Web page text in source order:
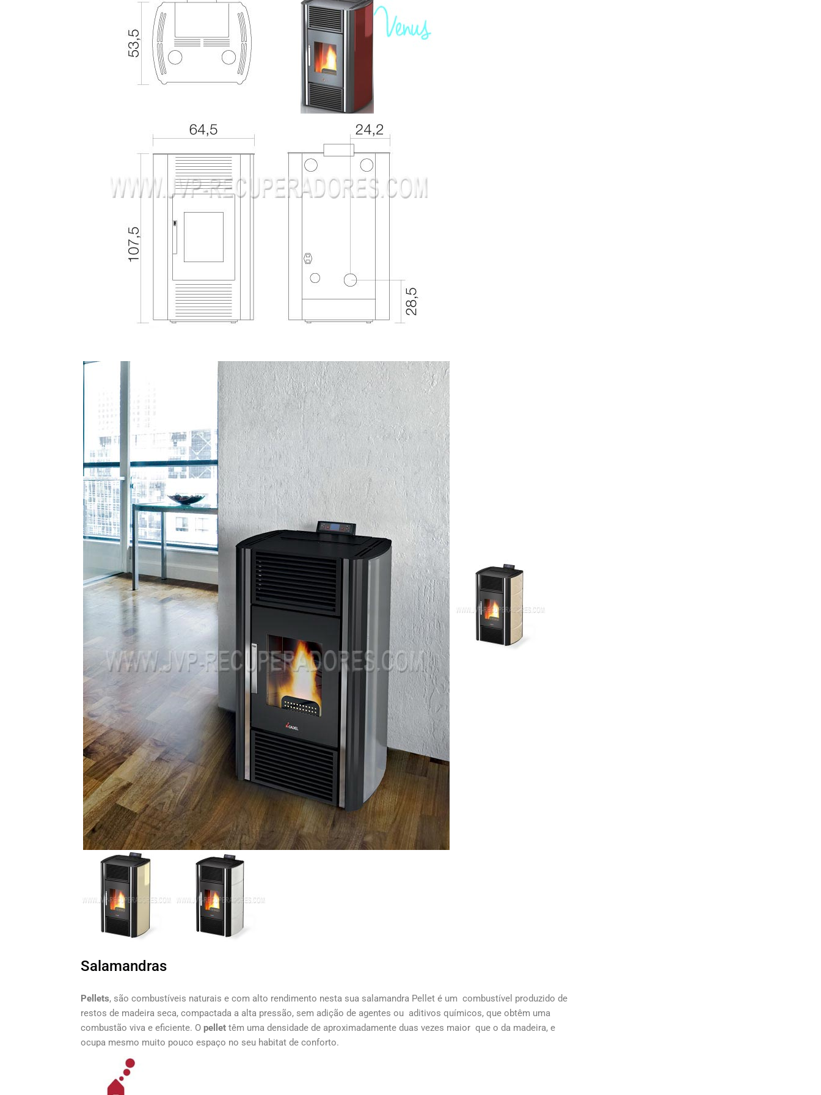
Salamandras
Pellets, são combustíveis naturais e com alto rendimento nesta sua salamandra Pellet é um combustível produzido de
restos de madeira seca, compactada a alta pressão, sem adição de agentes ou aditivos químicos, que obtêm uma
combustão viva e eficiente. O pellet têm uma densidade de aproximadamente duas vezes maior que o da madeira, e
ocupa mesmo muito pouco espaço no seu habitat de conforto.